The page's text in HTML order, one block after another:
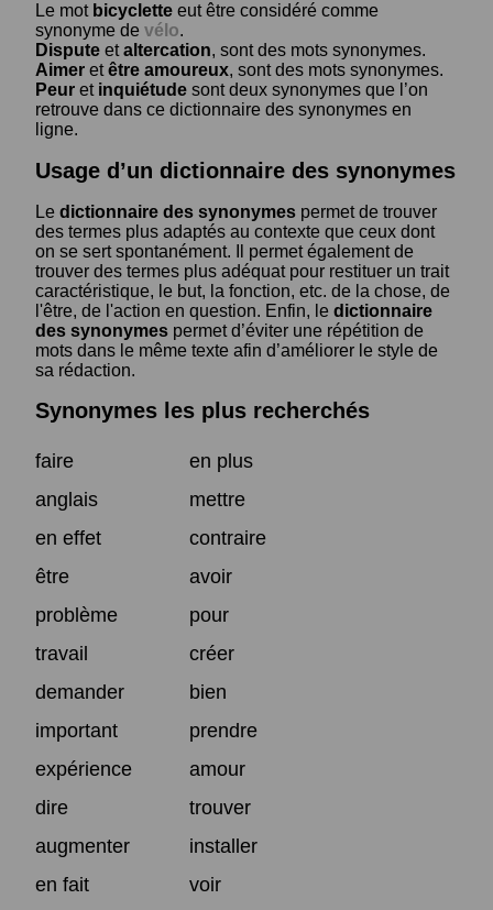
Le mot bicyclette eut être considéré comme
synonyme de vélo.
Dispute etaltercation, sont des mots synonymes.
Aimer etêtre amoureux, sont des mots synonymes.
Peur et inquiétude sont deux synonymes que l’on
retrouve dans ce dictionnaire des synonymes en
ligne.
Usage d’un dictionnaire des synonymes
Le dictionnaire des synonymes permet de trouver
des termes plus adaptés au contexte que ceux dont
on se sert spontanément. Il permet également de
trouver des termes plus adéquat pour restituer un trait
caractéristique, le but, la fonction, etc. de la chose, de
l'être, de l'action en question. Enfin, le dictionnaire
des synonymes permet d’éviter une répétition de
mots dans le même texte afin d’améliorer le style de
sa rédaction.
Synonymes les plus recherchés
faire
en plus
anglais
mettre
en effet
contraire
être
avoir
problème
pour
travail
créer
demander
bien
important
prendre
expérience
amour
dire
trouver
augmenter
installer
en fait
voir